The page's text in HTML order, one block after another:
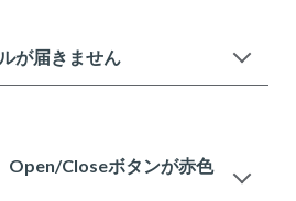
が届きません
Open/Closeボタンが赤色